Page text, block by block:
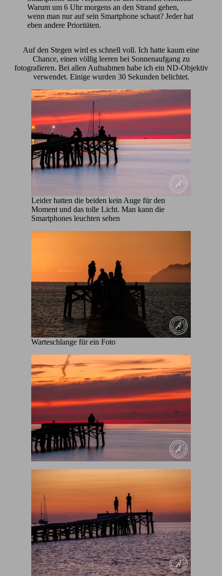
Warum um 6 Uhr morgens an den Strand gehen,
wenn man nur auf sein Smartphone schaut? Jeder hat
eben andere Prioritäten.
Auf den Stegen wird es schnell voll. Ich hatte kaum eine
Chance, einen völlig leeren bei Sonnenaufgang zu
fotografieren. Bei allen Aufnahmen habe ich ein ND-Objektiv
verwendet. Einige wurden 30 Sekunden belichtet.
Leider hatten die beiden kein Auge für den
Moment und das tolle Licht. Man kann die
Smartphones leuchten sehen
Warteschlange für ein Foto